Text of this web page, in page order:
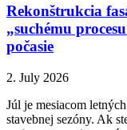
Rekonštrukcia
„suchému
počasie
2. July 2026
Júl je mesiacom
stavebnej sezóny. Ak